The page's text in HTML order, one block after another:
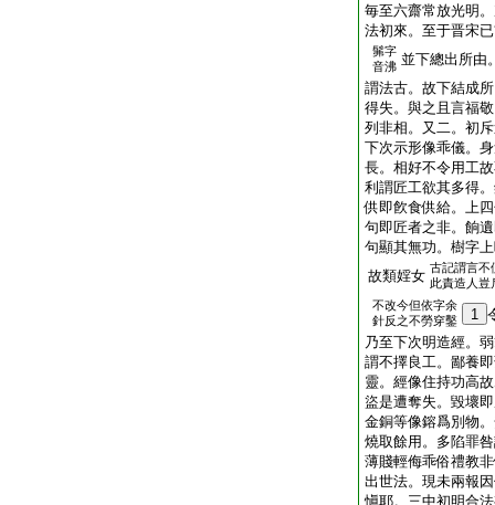
毎至六齋常放光明
法初來。至于晋宋
髴字
音沸 並下總出所由
謂法古。故下結成
得失。與之且言福
列非相。又二。初
下次示形像乖儀。
長。相好不令用工
利謂匠工欲其多得
供即飮食供給。上
句即匠者之非。餉
句顯其無功。樹字
故類婬女 古記謂言不
此責造人豈
不改今但依字余
針反之不勞穿鑿
1
乃至下次明造經。
謂不擇良工。鄙養
靈。經像住持功高
盜是遭奪失。毀壞
金銅等像鎔爲別物
燒取餘用。多陷罪
薄賤輕侮乖俗禮教
出世法。現未兩報
愼耶。三中初明合